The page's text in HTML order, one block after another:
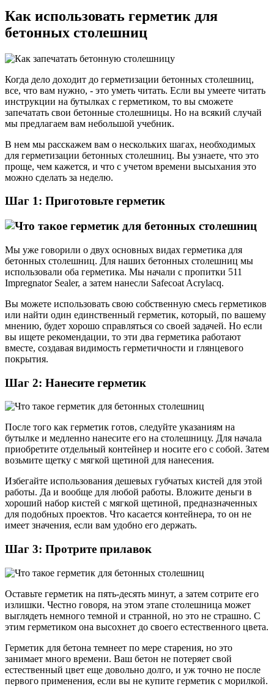
Как использовать герметик для
бетонных столешниц
Когда дело доходит до герметизации бетонных столешниц,
все, что вам нужно, - это уметь читать. Если вы умеете читать
инструкции на бутылках с герметиком, то вы сможете
запечатать свои бетонные столешницы. Но на всякий случай
мы предлагаем вам небольшой учебник.
В нем мы расскажем вам о нескольких шагах, необходимых
для герметизации бетонных столешниц. Вы узнаете, что это
проще, чем кажется, и что с учетом времени высыхания это
можно сделать за неделю.
Шаг 1: Приготовьте герметик
Мы уже говорили о двух основных видах герметика для
бетонных столешниц. Для наших бетонных столешниц мы
использовали оба герметика. Мы начали с пропитки 511
Impregnator Sealer, а затем нанесли Safecoat Acrylacq.
Вы можете использовать свою собственную смесь герметиков
или найти один единственный герметик, который, по вашему
мнению, будет хорошо справляться со своей задачей. Но если
вы ищете рекомендации, то эти два герметика работают
вместе, создавая видимость герметичности и глянцевого
покрытия.
Шаг 2: Нанесите герметик
После того как герметик готов, следуйте указаниям на
бутылке и медленно нанесите его на столешницу. Для начала
приобретите отдельный контейнер и носите его с собой. Затем
возьмите щетку с мягкой щетиной для нанесения.
Избегайте использования дешевых губчатых кистей для этой
работы. Да и вообще для любой работы. Вложите деньги в
хороший набор кистей с мягкой щетиной, предназначенных
для подобных проектов. Что касается контейнера, то он не
имеет значения, если вам удобно его держать.
Шаг 3: Протрите прилавок
Оставьте герметик на пять-десять минут, а затем сотрите его
излишки. Честно говоря, на этом этапе столешница может
выглядеть немного темной и странной, но это не страшно. С
этим герметиком она высохнет до своего естественного цвета.
Герметик для бетона темнеет по мере старения, но это
занимает много времени. Ваш бетон не потеряет свой
естественный цвет еще довольно долго, и уж точно не после
первого применения, если вы не купите герметик с морилкой.